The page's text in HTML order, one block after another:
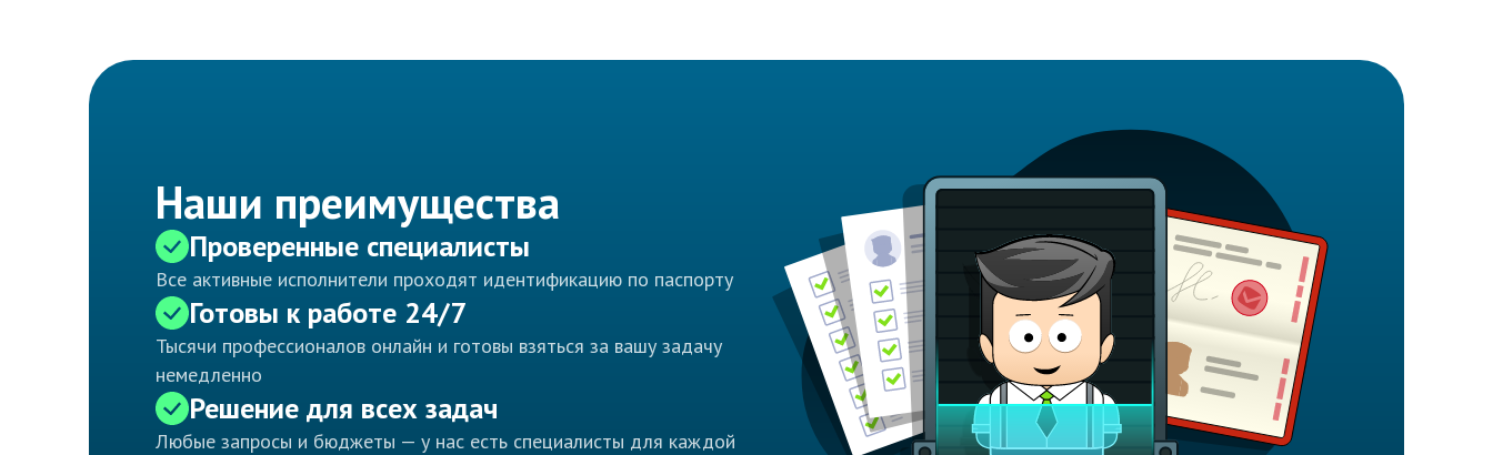
Наши преимущества
Проверенные специалисты
Все активные исполнители проходят идентификацию по паспорту
Готовы к работе 24/7
Тысячи профессионалов онлайн и готовы взяться за вашу задачу
немедленно
Решение для всех задач
Любые запросы и бюджеты — у нас есть специалисты для каждой